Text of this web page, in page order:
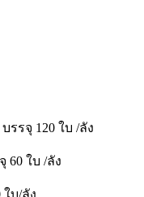
รรจุ 120 ใบ /ลัง
60 ใบ /ลัง
ใบ/ลัง